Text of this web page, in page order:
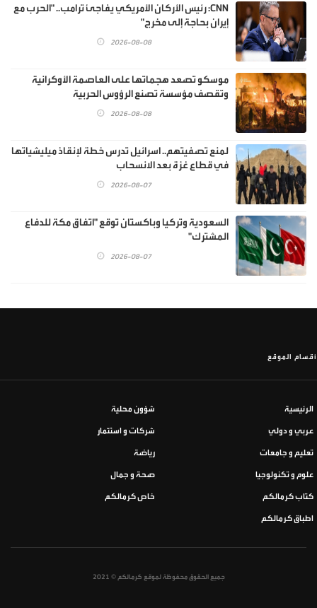
CNN: رئيس الأركان الأمريكي يفاجئ ترامب.. "الحرب مع
إيران بحاجة إلى مخرج"
2026-08-08
موسكو تصعد هجماتها على العاصمة الأوكرانية
وتقصف مؤسسة تصنع الرؤوس الحربية
2026-08-08
لمنع تصفيتهم.. اسرائيل تدرس خطة لإنقاذ ميليشياتها
في قطاع غزة بعد الانسحاب
2026-08-07
السعودية وتركيا وباكستان توقع "اتفاق مكة للدفاع
المشترك"
2026-08-07
أقسام الموقع
الرئيسية شؤون محلية
عربي و دولي شركات و استثمار
تعليم و جامعات رياضة
علوم و تكنولوجيا صحة و جمال
كتاب كرمالكم خاص كرمالكم
اطباق كرمالكم
جميع الحقوق محفوظة لموقع كرمالكم © 2021